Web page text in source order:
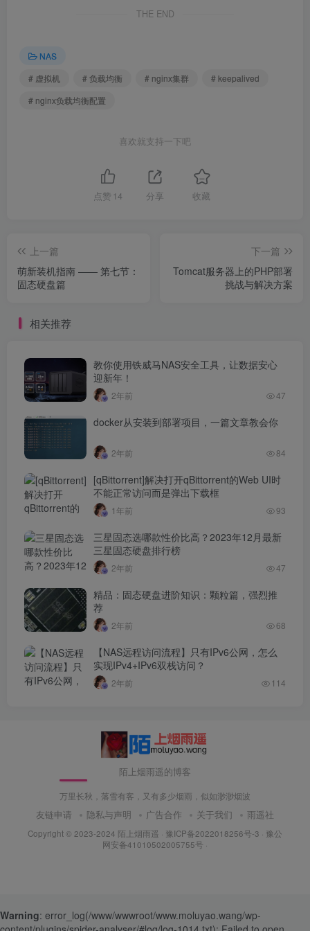
THE END
NAS
# 虚拟机
# 负载均衡 # nginx集群
# keepalived
# nginx负载均衡配置
喜欢就支持一下吧
点赞 14 分享 收藏
上一篇
萌新装机指南 —— 第七节：
固态硬盘篇
下一篇
Tomcat服务器上的PHP部署
挑战与解决方案
相关推荐
教你使用铁威马NAS安全工具，让数据安心
迎新年！
2年前 47
docker从安装到部署项目，一篇文章教会你
2年前 84
[qBittorrent]解决打开qBittorrent的Web UI时
不能正常访问而是弹出下载框
1年前 93
三星固态选哪款性价比高？2023年12月最新
三星固态硬盘排行榜
2年前 47
精品：固态硬盘进阶知识：颗粒篇，强烈推
荐
2年前 68
【NAS远程访问流程】只有IPv6公网，怎么
实现IPv4+IPv6双栈访问？
2年前 114
陌上烟雨遥的博客
万里长秋，落雪有客，又有多少烟雨，似如渺渺烟波
友链申请 隐私与声明 广告合作 关于我们 雨遥社
Copyright © 2023-2024 陌上烟雨遥 · 豫ICP备2022018256号-3 · 豫公
网安备41010502005755号 ·
Warning: error_log(/www/wwwroot/www.moluyao.wang/wp-